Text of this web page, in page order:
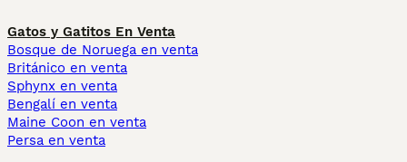
Gatos y Gatitos En Venta
Bosque de Noruega en venta
Británico en venta
Sphynx en venta
Bengalí en venta
Maine Coon en venta
Persa en venta